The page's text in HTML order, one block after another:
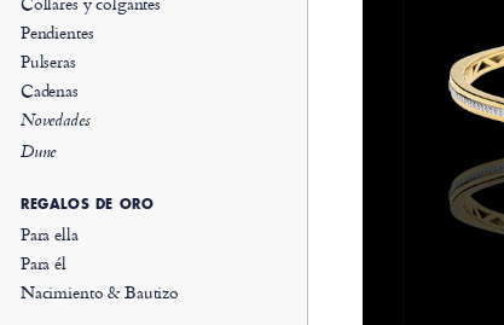
Pendientes
Pulseras
Cadenas
Novedades
Dune
REGALOS DE ORO
Para ella
Para él
Nacimiento & Bautizo